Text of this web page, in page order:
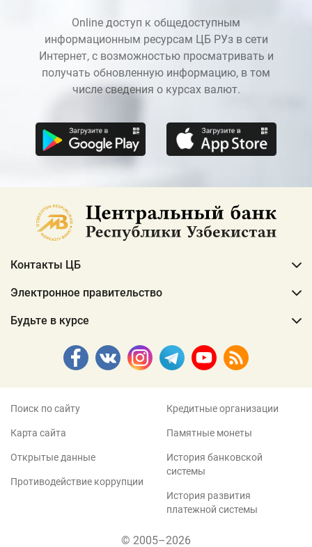
Online доступ к общедоступным
информационным ресурсам ЦБ РУз в сети
Интернет, с возможностью просматривать и
получать обновленную информацию, в том
числе сведения о курсах валют.
Контакты ЦБ
Электронное правительство
Будьте в курсе
Поиск по сайту
Карта сайта
Открытые данные
Противодействие коррупции
Кредитные организации
Памятные монеты
История банковской
системы
История развития
платежной системы
© 2005–2026